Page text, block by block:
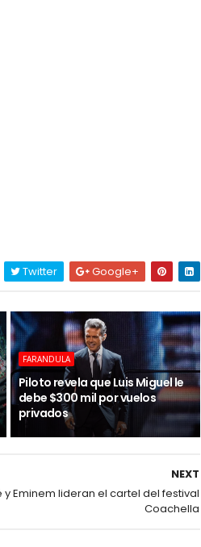
Twitter Google+
FARANDULA
Piloto revela que Luis Miguel le
debe $300 mil por vuelos
privados
NEXT
y Eminem lideran el cartel del festival
Coachella